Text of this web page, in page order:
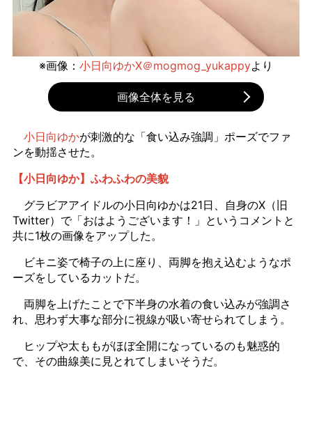
※画像： 小日向ゆかX＠mogmog_yukappyより
画像全体を見る
小日向ゆかが刺激的な「食い込み強調」ポーズでファ
ンを動揺させた。
【小日向ゆか】ふわふわの美貌
グラビアアイドルの小日向ゆかは21日、自身のX（旧
Twitter）で「おはようございます！」というコメントと
共に1枚の画像をアップした。
ビキニ姿で椅子の上に座り、両脚を抱え込むようなポ
ーズをしているカットだ。
両脚を上げたことで下半身の水着の食い込みが強調さ
れ、思わず大事な部分に視線が吸い寄せられてしまう。
ヒップや太ももがほぼ全開になっているのも魅惑的
で、その曲線美に見とれてしまいそうだ。